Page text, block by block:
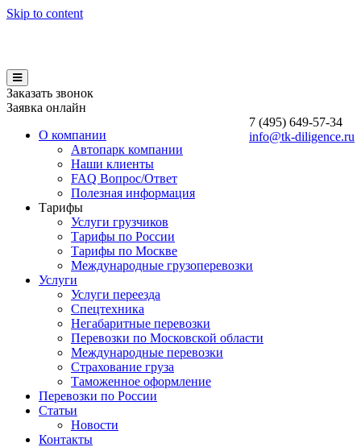
Skip to content
Заказать звонок
Заявка онлайн
7 (495) 649-57-34
info@tk-diligence.ru
О компании
Автопарк компании
Наши клиенты
FAQ Вопрос/Ответ
Полезная информация
Тарифы
Услуги грузчиков
Тарифы по России
Тарифы по Москве
Международные грузоперевозки
Услуги
Услуги переезда
Спецтехника
Негабаритные перевозки
Перевозки по Московской области
Международные перевозки
Страхование груза
Таможенное оформление
Перевозки по России
Статьи
Новости
Контакты